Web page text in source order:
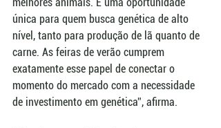
única para quem busca genética de alto
nível, tanto para produção de lã quanto de
carne. As feiras de verão cumprem
exatamente esse papel de conectar o
momento do mercado com a necessidade
de investimento em genética”, afirma.